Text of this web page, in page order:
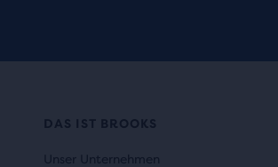
DAS IST BROOKS
Unser Unternehmen